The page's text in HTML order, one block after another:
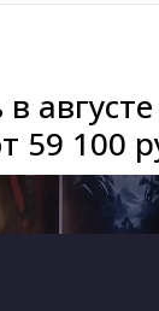
59 100